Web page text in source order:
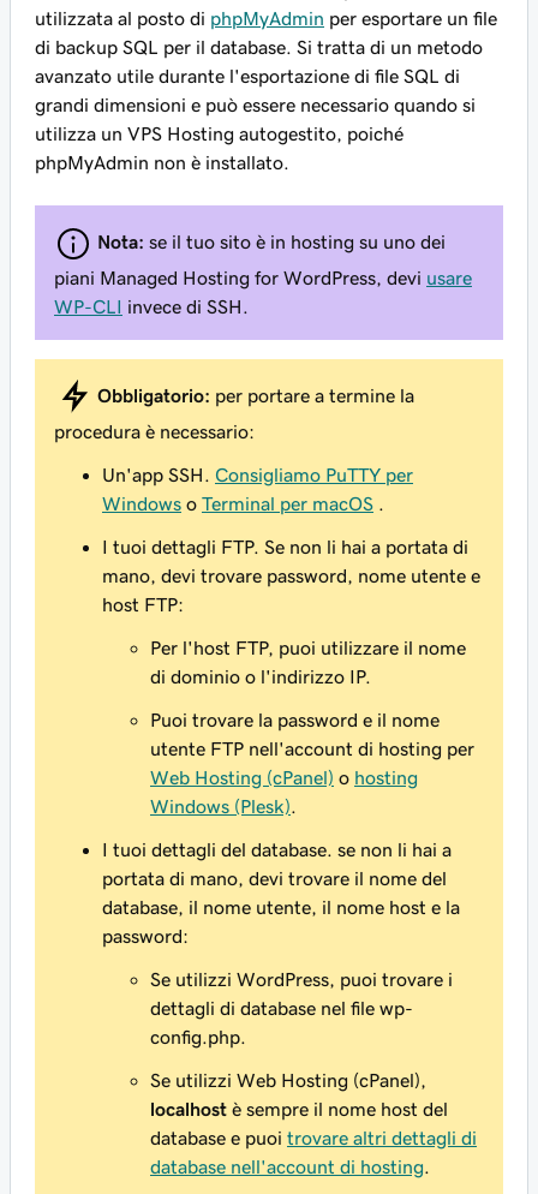
utilizzata al posto di phpMyAdmin per esportare un file
di backup SQL per il database. Si tratta di un metodo
avanzato utile durante l'esportazione di file SQL di
grandi dimensioni e può essere necessario quando si
utilizza un VPS Hosting autogestito, poiché
phpMyAdmin non è installato.
Nota: se il tuo sito è in hosting su uno dei
piani Managed Hosting for WordPress, devi usare
WP-CLI invece di SSH.
Obbligatorio: per portare a termine la
procedura è necessario:
Un'app SSH. Consigliamo PuTTY per
Windows o Terminal per macOS
I tuoi dettagli FTP. Se non li hai a portata di
mano, devi trovare password, nome utente e
host FTP:
Per l'host FTP, puoi utilizzare il nome
di dominio o l'indirizzo IP.
Puoi trovare la password e il nome
utente FTP nell'account di hosting per
Web Hosting (cPanel) o hosting
Windows (Plesk)
I tuoi dettagli del database. se non li hai a
portata di mano, devi trovare il nome del
database, il nome utente, il nome host e la
password:
Se utilizzi WordPress, puoi trovare i
dettagli di database nel file wp-
config.php.
Se utilizzi Web Hosting (cPanel),
localhost è sempre il nome host del
database e puoi trovare altri dettagli di
database nell'account di hosting